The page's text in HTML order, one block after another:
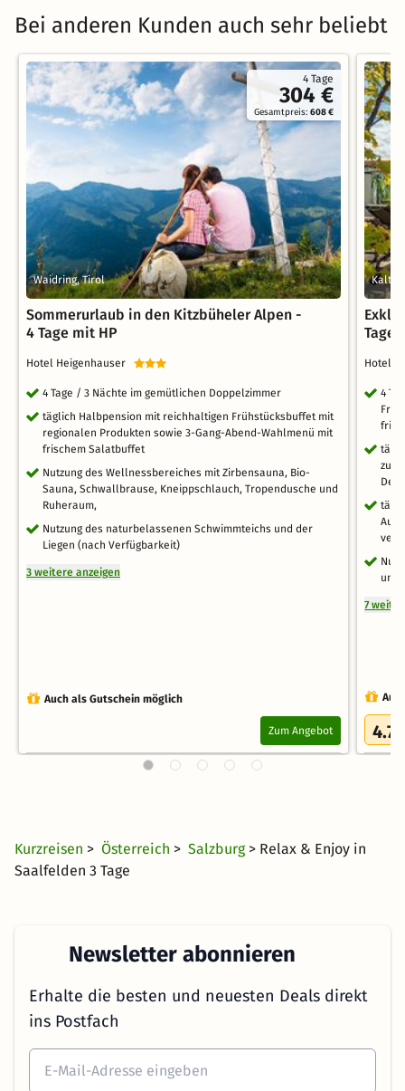
Bei anderen Kunden auch sehr beliebt
4 Tage
304 €
Gesamtpreis:608 €
Waidring, Tirol
Sommerurlaub in den Kitzbüheler Alpen -
4 Tage mit HP
Hotel Heigenhauser
4 Tage / 3 Nächte im gemütlichen Doppelzimmer
täglich Halbpension mit reichhaltigen Frühstücksbuffet mit
regionalen Produkten sowie 3-Gang-Abend-Wahlmenü mit
frischem Salatbuffet
Nutzung des Wellnessbereiches mit Zirbensauna, Bio-
Sauna, Schwallbrause, Kneippschlauch, Tropendusche und
Ruheraum,
Nutzung des naturbelassenen Schwimmteichs und der
Liegen (nach Verfügbarkeit)
3 weitere anzeigen
Auch als Gutschein möglich
Zum Angebot
Tage
Hotel
4
zur
und
7
4.7
Kurzreisen > Österreich > Salzburg > Relax & Enjoy in
Saalfelden 3 Tage
Newsletter abonnieren
Erhalte die besten und neuesten Deals direkt
ins Postfach